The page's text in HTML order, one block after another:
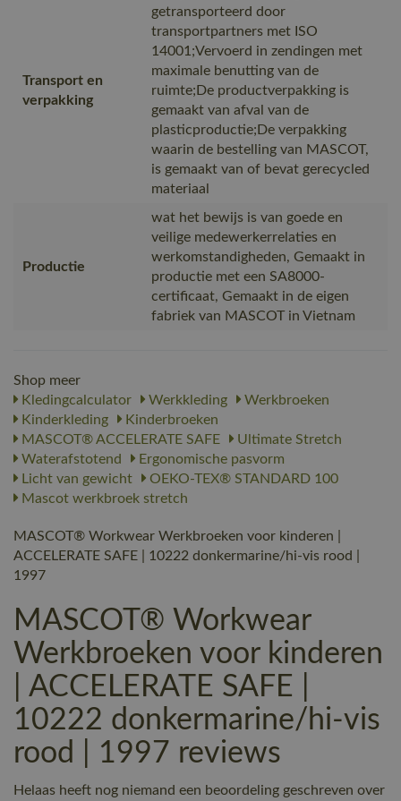
Transport en
verpakking
getransporteerd door
transportpartners met ISO
14001;Vervoerd in zendingen met
maximale benutting van de
ruimte;De productverpakking is
gemaakt van afval van de
plasticproductie;De verpakking
waarin de bestelling van MASCOT,
is gemaakt van of bevat gerecycled
materiaal
Productie
wat het bewijs is van goede en
veilige medewerkerrelaties en
werkomstandigheden, Gemaakt in
productie met een SA8000-
certificaat, Gemaakt in de eigen
fabriek van MASCOT in Vietnam
Shop meer
Kledingcalculator
Werkkleding
Werkbroeken
Kinderkleding
Kinderbroeken
MASCOT® ACCELERATE SAFE
Ultimate Stretch
Waterafstotend
Ergonomische pasvorm
Licht van gewicht
OEKO-TEX® STANDARD 100
Mascot werkbroek stretch
MASCOT® Workwear Werkbroeken voor kinderen |
ACCELERATE SAFE | 10222 donkermarine/hi-vis rood |
1997
MASCOT® Workwear
Werkbroeken voor kinderen
| ACCELERATE SAFE |
10222 donkermarine/hi-vis
rood | 1997 reviews
Helaas heeft nog niemand een beoordeling geschreven over